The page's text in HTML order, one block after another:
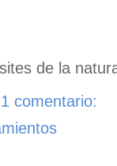
de la
1 comentario: